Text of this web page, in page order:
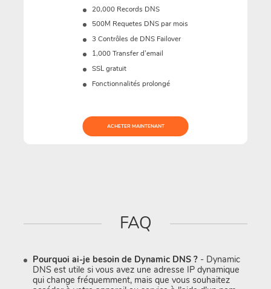
20,000 Records DNS
500M Requetes DNS par mois
3 Contrôles de DNS Failover
1,000 Transfer d'email
SSL gratuit
Fonctionnalités prolongé
ACHETER MAINTENANT
FAQ
Pourquoi ai-je besoin de Dynamic DNS ? - Dynamic
DNS est utile si vous avez une adresse IP dynamique
qui change fréquemment, mais que vous souhaitez